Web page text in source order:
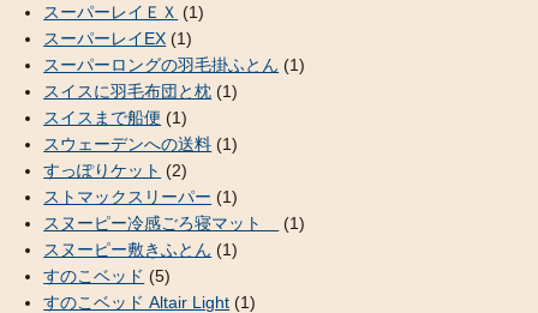
スーパーレイＥＸ (1)
スーパーレイEX (1)
スーパーロングの羽毛掛ふとん (1)
スイスに羽毛布団と枕 (1)
スイスまで船便 (1)
スウェーデンへの送料 (1)
すっぽりケット (2)
ストマックスリーパー (1)
スヌーピー冷感ごろ寝マット
(1)
スヌーピー敷きふとん (1)
すのこベッド (5)
すのこベッド Altair Light (1)